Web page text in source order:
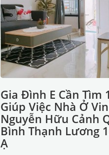
Gia Đình E Cần Tìm
Giúp Việc Nhà Ở
Nguyễn Hữu Cảnh
Bình Thạnh Lương
Ạ